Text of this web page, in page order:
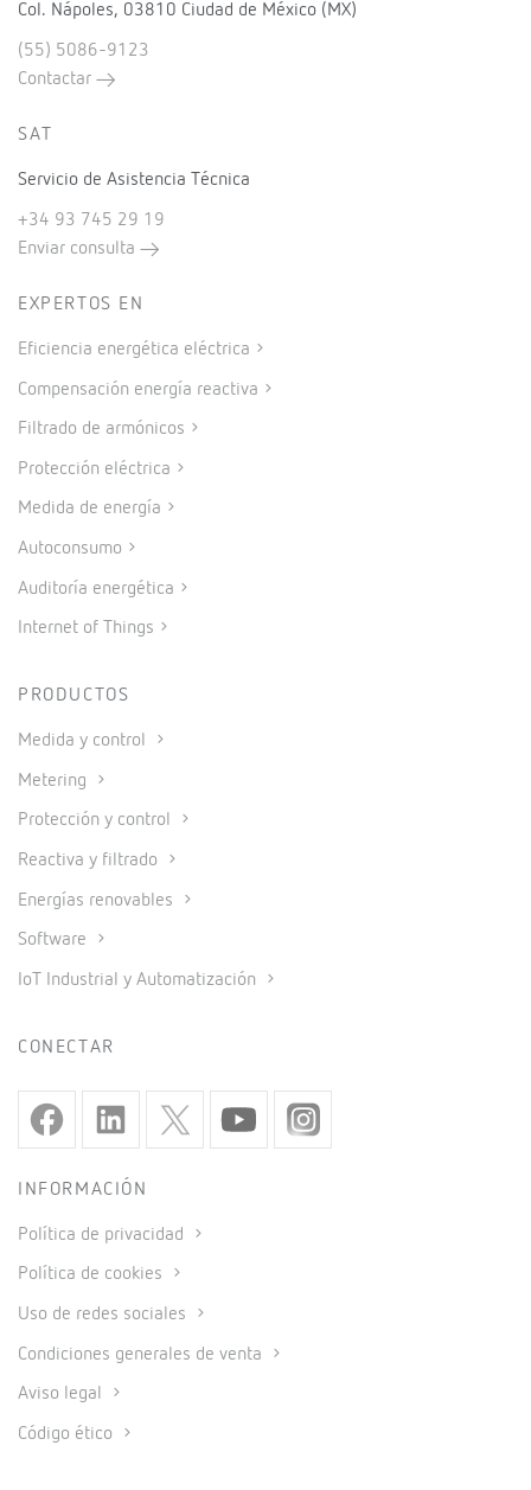
Col. Nápoles, 03810 Ciudad de México (MX)
(55) 5086-9123
Contactar
SAT
Servicio de Asistencia Técnica
+34 93 745 29 19
Enviar consulta
EXPERTOS EN
Eficiencia energética eléctrica
Compensación energía reactiva
Filtrado de armónicos
Protección eléctrica
Medida de energía
Autoconsumo
Auditoría energética
Internet of Things
PRODUCTOS
Medida y control
Metering
Protección y control
Reactiva y filtrado
Energías renovables
Software
IoT Industrial y Automatización
CONECTAR
INFORMACIÓN
Política de privacidad
Política de cookies
Uso de redes sociales
Condiciones generales de venta
Aviso legal
Código ético